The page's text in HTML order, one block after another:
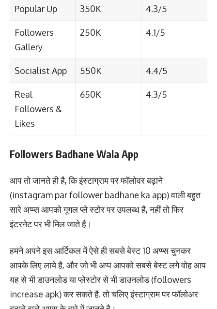
Popular Up 350K 4.3/5
Followers
Gallery
250K 4.1/5
Socialist App 550K 4.4/5
Real
Followers &
Likes
650K 4.3/5
Followers Badhane Wala App
आप तो जानते ही है, कि इंस्टाग्राम पर फॉलोवर बढ़ाने
(instagram par follower badhane ka app) वाली बहुत
सारे अप्प्स आपको गूगल प्ले स्टोर पर उपलब्ध है, नहीं तो फिर
इंटरनेट पर भी मिल जाते है।
हमने अपने इस आर्टिकल में ऐसे ही सबसे बेस्ट 10 अप्प्स चुनकर
आपके लिए लाये है, और जो भी अप्प आपको सबसे बेस्ट लगे वोह आप
यह से भी डाउनलोड या प्लेस्टोर से भी डाउनलोड (followers
increase apk) कर सकते है. तो चलिए इंस्टाग्राम पर फॉलोअर